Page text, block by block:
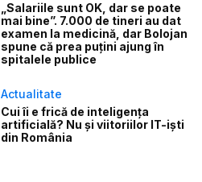
„Salariile sunt OK, dar se poate
mai bine”. 7.000 de tineri au dat
examen la medicină, dar Bolojan
spune că prea puțini ajung în
spitalele publice
Actualitate
Cui îi e frică de inteligența
artificială? Nu și viitoriilor IT-iști
din România